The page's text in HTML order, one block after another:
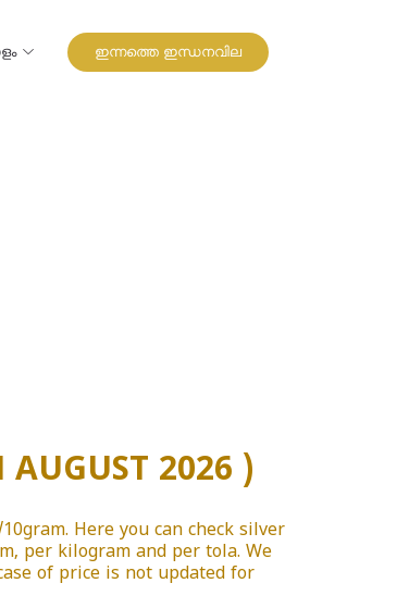
ഇന്നത്തെ ഇന്ധനവില
2026 )
Here you can check silver
per kilogram and per tola. We
of price is not updated for